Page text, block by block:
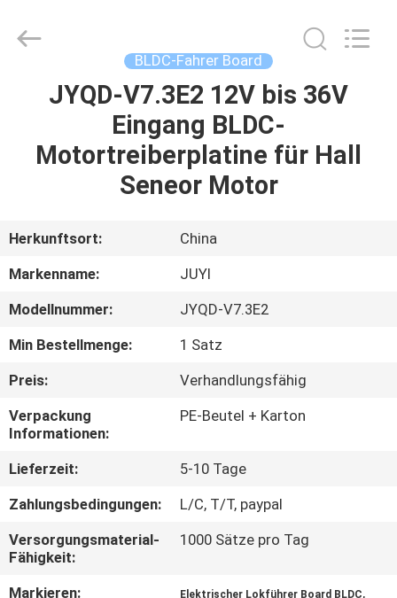
STARTSEITE
PRODUKTE
ÜBER
FABRIK
TOUR
QUALITÄTSKONTROLLE
KONTAKT
NACHRICHTEN
Motor
Technology
BLDC-Fahrer Board
JYQD-V7.3E2 12V bis 36V
Eingang BLDC-
Motortreiberplatine für Hall
Seneor Motor
Herkunftsort:
China
Markenname:
JUYI
Modellnummer:
JYQD-V7.3E2
Min Bestellmenge:
1 Satz
Preis:
Verhandlungsfähig
Verpackung
Informationen:
PE-Beutel + Karton
Lieferzeit:
5-10 Tage
Zahlungsbedingungen:
L/C, T/T, paypal
Versorgungsmaterial-
Fähigkeit:
1000 Sätze pro Tag
Markieren: Elektrischer Lokführer Board BLDC,